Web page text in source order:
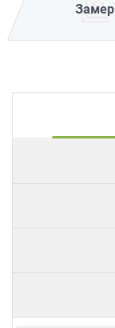
Замер